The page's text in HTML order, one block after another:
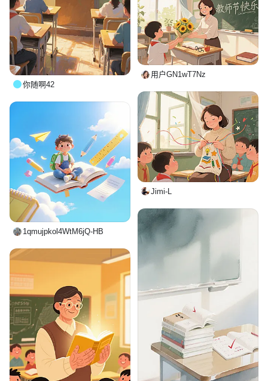
你随啊42
用户GN1wT7Nz
Jimi-L
1qmujpkol4WtM6jQ-HB